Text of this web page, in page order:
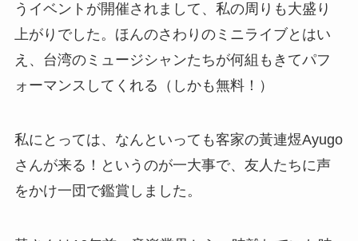
うイベントが開催されまして、私の周りも大盛り
上がりでした。ほんのさわりのミニライブとはい
え、台湾のミュージシャンたちが何組もきてパフ
ォーマンスしてくれる（しかも無料！）
私にとっては、なんといっても客家の黃連煜Ayugo
さんが来る！というのが一大事で、友人たちに声
をかけ一団で鑑賞しました。